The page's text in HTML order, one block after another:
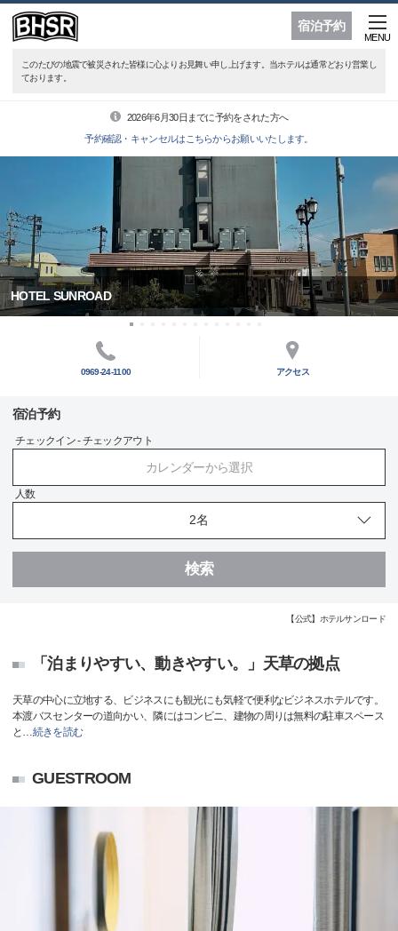
宿泊予約
MENU
このたびの地震で被災された皆様に心よりお見舞い申し上げます。当ホテルは通常どおり営業し
ております。
2026年6月30日までに予約をされた方へ
予約確認・キャンセルはこちらからお願いいたします。
HOTEL SUNROAD
0969-24-1100 アクセス
宿泊予約
チェックイン - チェックアウト
カレンダーから選択
人数
検索
【公式】ホテルサンロード
「泊まりやすい、動きやすい。」天草の拠点
天草の中心に立地する、ビジネスにも観光にも気軽で便利なビジネスホテルです。
本渡バスセンターの道向かい、隣にはコンビニ、建物の周りは無料の駐車スペース
と …続きを読む
GUESTROOM